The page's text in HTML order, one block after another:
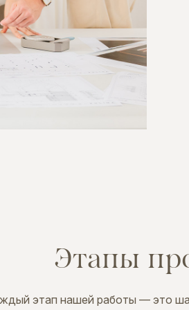
Этапы
этап нашей работы — это